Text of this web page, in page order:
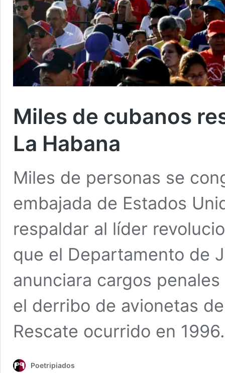
Miles de cubanos
La Habana
Miles de personas se
embajada de Estados
respaldar al líder
que el Departamento de
anunciara cargos
el derribo de avionetas
Rescate ocurrido en
Poetripiados